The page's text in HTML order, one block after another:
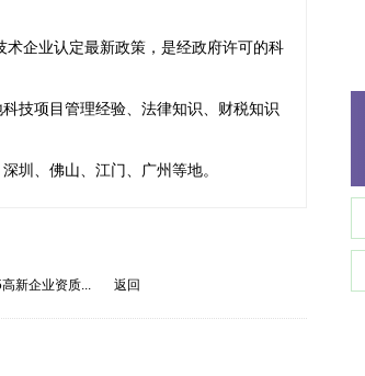
企业认定最新政策，是经政府许可的科
技项目管理经验、法律知识、财税知识
圳、佛山、江门、广州等地。
新企业资质... 返回